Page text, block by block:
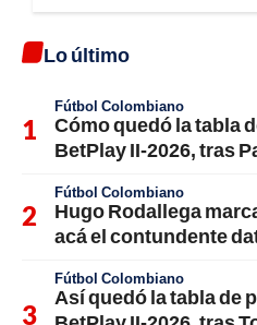
Lo último
Fútbol Colombiano
Cómo quedó la tabla
BetPlay II-2026, tras
Fútbol Colombiano
Hugo Rodallega
acá el contundente
Fútbol Colombiano
Así quedó la tabla de